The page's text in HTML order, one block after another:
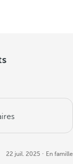
22 juil. 2025 En famille